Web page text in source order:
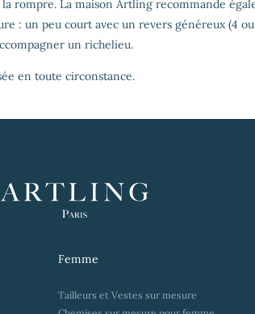
rompre. La maison Artling recommande
: un peu court avec un revers généreux (4
un richelieu.
en toute circonstance.
Femme
Tailleurs et Vestes sur mesure